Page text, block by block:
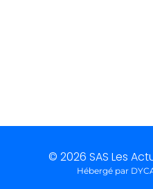
© 2026 SAS Les
Hébergé par